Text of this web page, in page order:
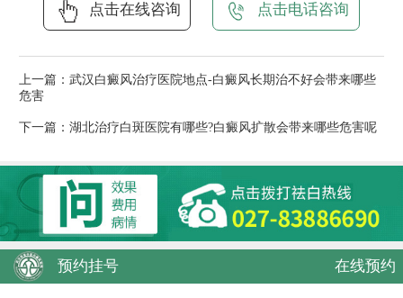
点击在线咨询 点击电话咨询
上一篇： 武汉白癜风治疗医院地点-白癜风长期治不好会带来哪些
危害
下一篇： 湖北治疗白斑医院有哪些?白癜风扩散会带来哪些危害呢
预约挂号 在线预约